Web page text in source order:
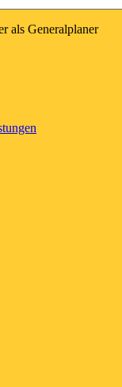
als Generalplaner